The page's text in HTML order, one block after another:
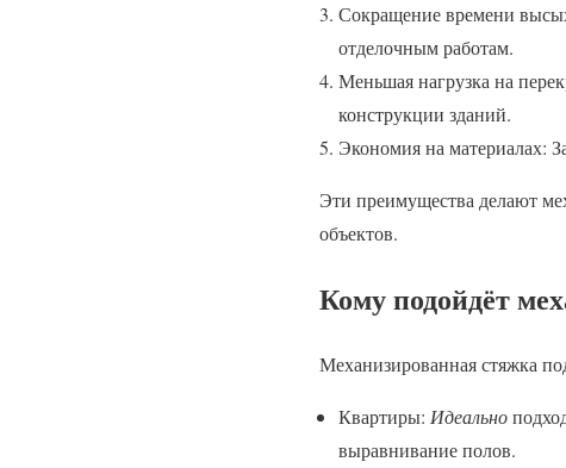
Сокращение времени
отделочным работам.
Меньшая нагрузка на
конструкции зданий.
Экономия на материалах:
Эти преимущества делают
объектов.
Кому подойдёт
Механизированная стяжка
Квартиры: Идеально
выравнивание полов.